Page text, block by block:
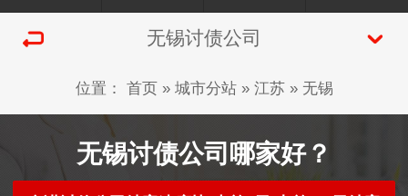
无锡讨债公司
位置： 首页» 城市分站» 江苏» 无锡
无锡讨债公司哪家好？